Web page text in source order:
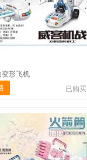
形飞机
已购买